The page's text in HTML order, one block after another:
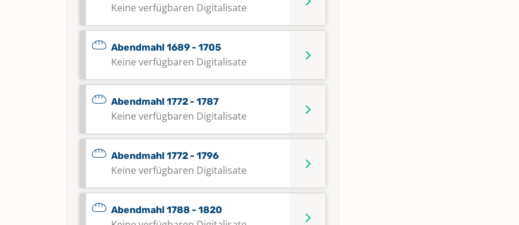
Keine verfügbaren Digitalisate
Abendmahl 1689 - 1705
Keine verfügbaren Digitalisate
Abendmahl 1772 - 1787
Keine verfügbaren Digitalisate
Abendmahl 1772 - 1796
Keine verfügbaren Digitalisate
Abendmahl 1788 - 1820